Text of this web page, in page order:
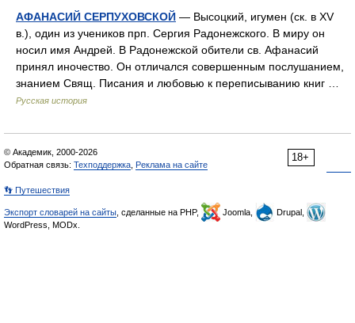
АФАНАСИЙ СЕРПУХОВСКОЙ — Высоцкий, игумен (ск. в XV
в.), один из учеников прп. Сергия Радонежского. В миру он
носил имя Андрей. В Радонежской обители св. Афанасий
принял иночество. Он отличался совершенным послушанием,
знанием Свящ. Писания и любовью к переписыванию книг …
Русская история
18+
© Академик, 2000-2026
Обратная связь: Техподдержка Реклама на сайте
👣 Путешествия
Экспорт словарей на сайты , сделанные на PHP, Joomla,
Drupal,
WordPress, MODx.